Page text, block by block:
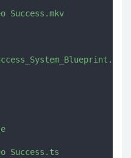
Success.mkv
Success.ts